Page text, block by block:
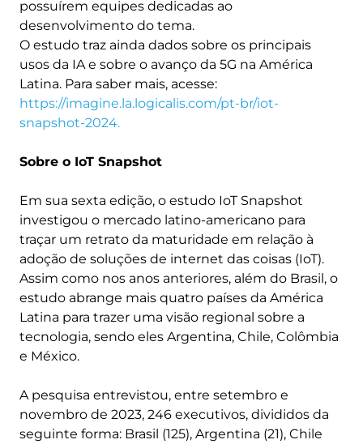
possuírem equipes dedicadas ao
desenvolvimento do tema.
O estudo traz ainda dados sobre os principais
usos da IA e sobre o avanço da 5G na América
Latina. Para saber mais, acesse:
https://imagine.la.logicalis.com/pt-br/iot-
snapshot-2024.
Sobre o IoT Snapshot
Em sua sexta edição, o estudo IoT Snapshot
investigou o mercado latino-americano para
traçar um retrato da maturidade em relação à
adoção de soluções de internet das coisas (IoT).
Assim como nos anos anteriores, além do Brasil, o
estudo abrange mais quatro países da América
Latina para trazer uma visão regional sobre a
tecnologia, sendo eles Argentina, Chile, Colômbia
e México.
A pesquisa entrevistou, entre setembro e
novembro de 2023, 246 executivos, divididos da
seguinte forma: Brasil (125), Argentina (21), Chile